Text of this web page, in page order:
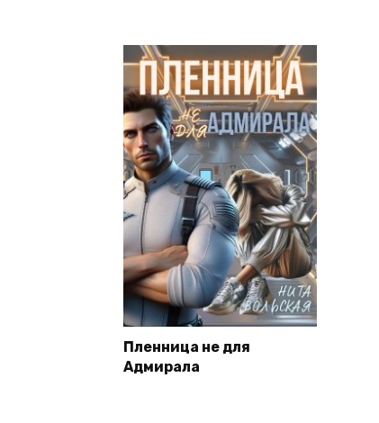
Пленница не для
Адмирала